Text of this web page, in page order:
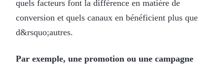
quels facteurs font la différence en matière de
conversion et quels canaux en bénéficient plus que
d&rsquo;autres.
Par exemple, une promotion ou une campagne